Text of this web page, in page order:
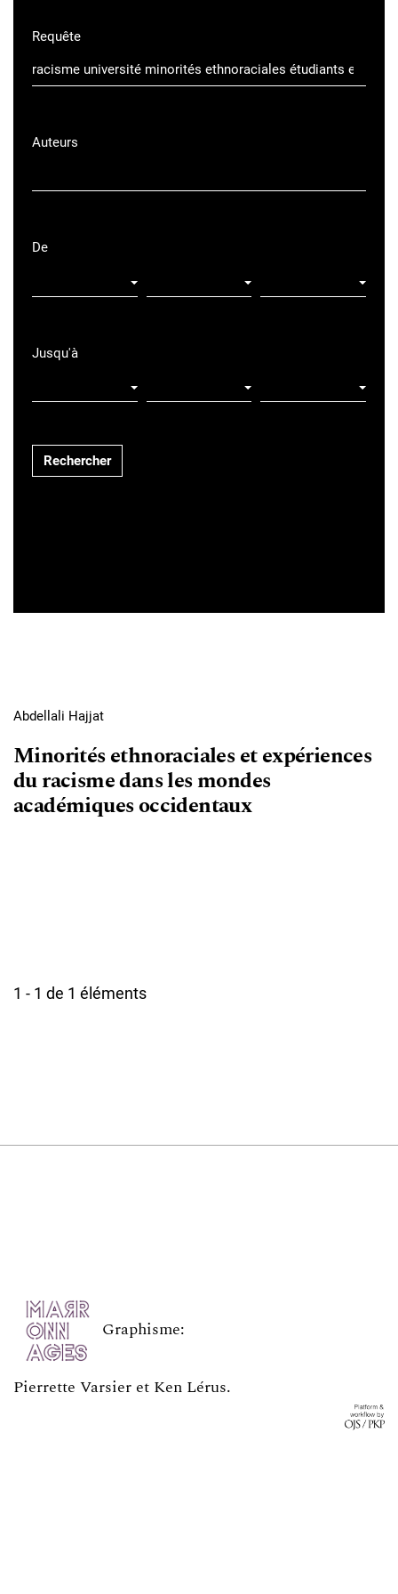
Requête
Auteurs
De
Jusqu'à
Rechercher
Abdellali Hajjat
Minorités ethnoraciales et expériences
du racisme dans les mondes
académiques occidentaux
1 - 1 de 1 éléments
Graphisme:
Pierrette Varsier et Ken Lérus.